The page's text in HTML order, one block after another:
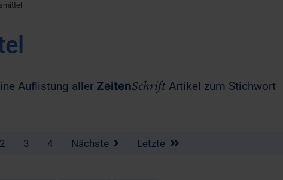
Auflistung aller ZeitenSchrift Artikel zum Stichwort
2 3 4 Nächste Letzte